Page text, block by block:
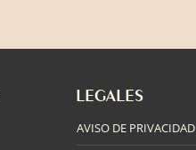
LEGALES
AVISO DE PRIVACIDAD